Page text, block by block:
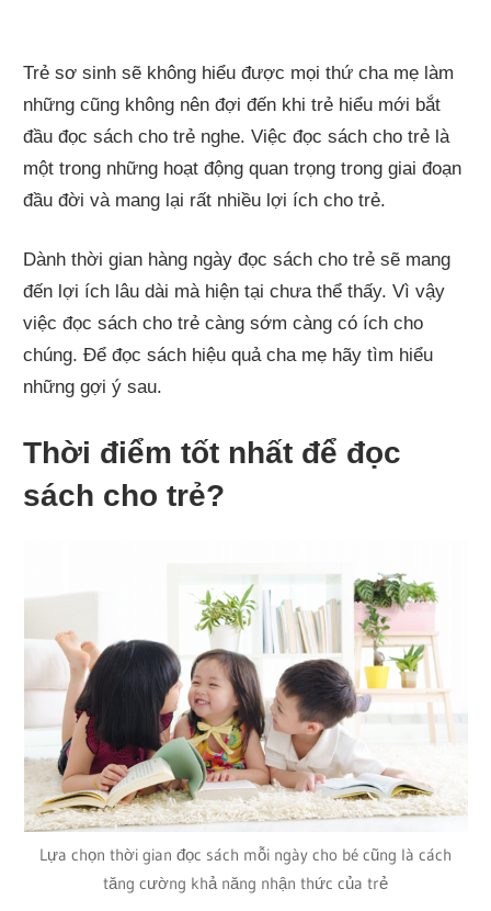
Trẻ sơ sinh sẽ không hiểu được mọi thứ cha mẹ làm
những cũng không nên đợi đến khi trẻ hiểu mới bắt
đầu đọc sách cho trẻ nghe. Việc đọc sách cho trẻ là
một trong những hoạt động quan trọng trong giai đoạn
đầu đời và mang lại rất nhiều lợi ích cho trẻ.
Dành thời gian hàng ngày đọc sách cho trẻ sẽ mang
đến lợi ích lâu dài mà hiện tại chưa thể thấy. Vì vậy
việc đọc sách cho trẻ càng sớm càng có ích cho
chúng. Để đọc sách hiệu quả cha mẹ hãy tìm hiểu
những gợi ý sau.
Thời điểm tốt nhất để đọc
sách cho trẻ?
Lựa chọn thời gian đọc sách mỗi ngày cho bé cũng là cách
tăng cường khả năng nhận thức của trẻ